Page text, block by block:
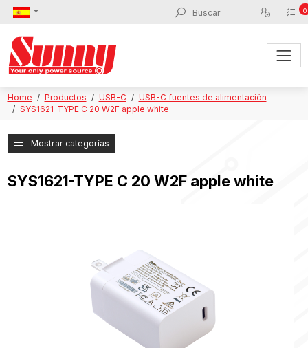
0
Home Productos USB-C
USB-C fuentes de alimentación
SYS1621-TYPE C 20 W2F apple white
Mostrar categorías
SYS1621-TYPE C 20 W2F apple white